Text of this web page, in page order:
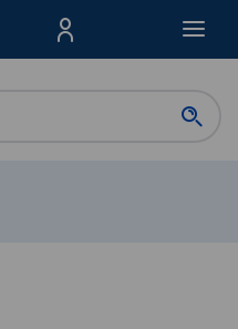
Menu Produktów,